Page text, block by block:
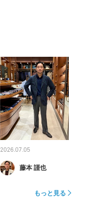
2026.07.05
藤本 謹也
もっと見る